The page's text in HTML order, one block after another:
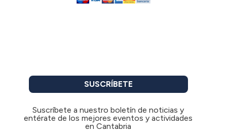
SUSCRÍBETE
Suscríbete a nuestro boletín de noticias y
entérate de los mejores eventos y actividades
en Cantabria